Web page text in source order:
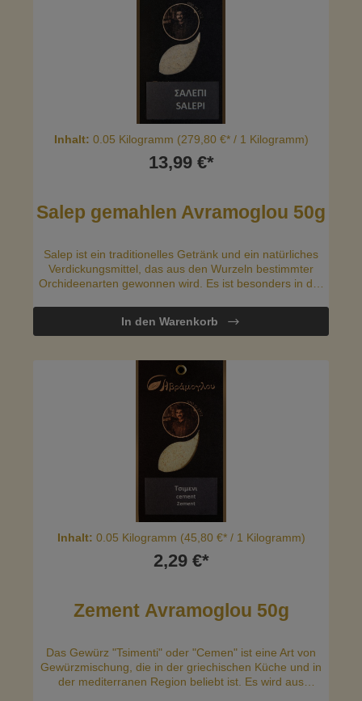
Inhalt: 0.05 Kilogramm (279,80 €* / 1 Kilogramm)
13,99 €*
Salep gemahlen Avramoglou 50g
Salep ist ein traditionelles Getränk und ein natürliches
Verdickungsmittel, das aus den Wurzeln bestimmter
Orchideenarten gewonnen wird. Es ist besonders in der
In den Warenkorb
Inhalt: 0.05 Kilogramm (45,80 €* / 1 Kilogramm)
2,29 €*
Zement Avramoglou 50g
Das Gewürz "Tsimenti" oder "Cemen" ist eine Art von
Gewürzmischung, die in der griechischen Küche und in
der mediterranen Region beliebt ist. Es wird aus